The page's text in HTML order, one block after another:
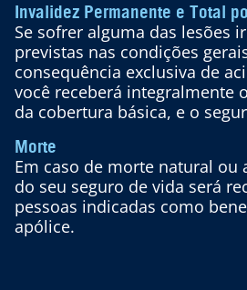
Invalidez Permanente e Total
Se sofrer alguma das lesões
previstas nas condições
consequência exclusiva de
você receberá integralmente
da cobertura básica, e o
Morte
Em caso de morte natural ou
do seu seguro de vida será
pessoas indicadas como
apólice.